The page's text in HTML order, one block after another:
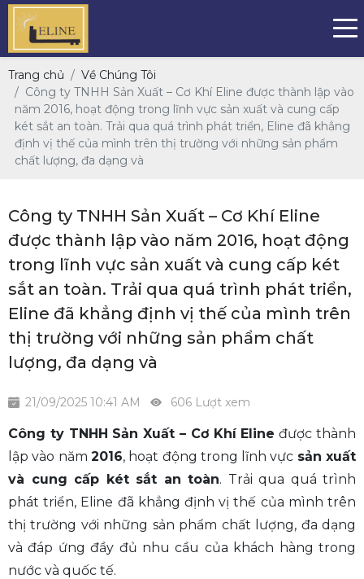
Trang chủ
Về Chúng Tôi
Công ty TNHH Sản Xuất – Cơ Khí Eline được thành lập vào
năm 2016, hoạt động trong lĩnh vực sản xuất và cung cấp
két sắt an toàn. Trải qua quá trình phát triển, Eline đã khẳng
định vị thế của mình trên thị trường với những sản phẩm
chất lượng, đa dạng và
Công ty TNHH Sản Xuất – Cơ Khí Eline
được thành lập vào năm 2016, hoạt động
trong lĩnh vực sản xuất và cung cấp két
sắt an toàn. Trải qua quá trình phát triển,
Eline đã khẳng định vị thế của mình trên
thị trường với những sản phẩm chất
lượng, đa dạng và
21/09/2025 10:41 AM 606 Lượt xem
Công ty TNHH Sản Xuất – Cơ Khí Eline được thành
lập vào năm 2016, hoạt động trong lĩnh vực sản xuất
và cung cấp két sắt an toàn. Trải qua quá trình
phát triển, Eline đã khẳng định vị thế của mình trên
thị trường với những sản phẩm chất lượng, đa dạng
và đáp ứng đầy đủ nhu cầu của khách hàng trong
nước và quốc tế.